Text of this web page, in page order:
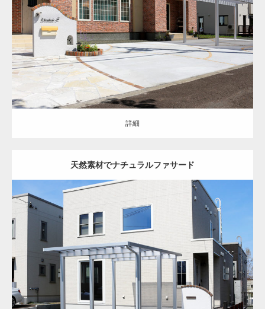
ート フェンス 土間コンクリート 天然石 レンガ 花壇 物置 恵庭市 新
築住宅
詳細
詳細
天然素材でナチュラルファサード
オープン アプローチ 駐車スペース レンガ 花壇 カーポー
ト フェンス 角柱 土間コンクリート 天然石 豊平区 新築住宅